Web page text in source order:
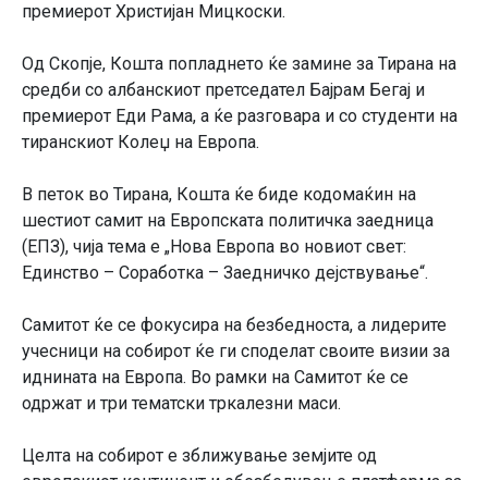
премиерот Христијан Мицкоски.
Од Скопје, Кошта попладнето ќе замине за Тирана на
средби со албанскиот претседател Бајрам Бегај и
премиерот Еди Рама, а ќе разговара и со студенти на
тиранскиот Колеџ на Европа.
В петок во Тирана, Кошта ќе биде кодомаќин на
шестиот самит на Европската политичка заедница
(ЕПЗ), чија тема е „Нова Европа во новиот свет:
Единство – Соработка – Заедничко дејствување“.
Самитот ќе се фокусира на безбедноста, а лидерите
учесници на собирот ќе ги споделат своите визии за
иднината на Европа. Во рамки на Самитот ќе се
одржат и три тематски тркалезни маси.
Целта на собирот е зближување земјите од